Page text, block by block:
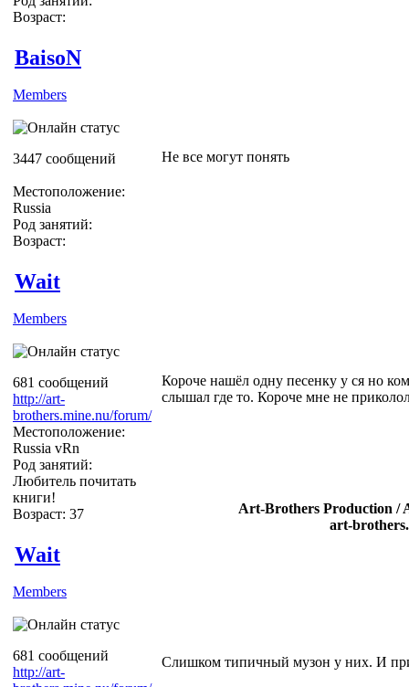
Возраст:
BaisoN
Members
3447 сообщений
Местоположение:
Russia
Род занятий:
Возраст:
Не все могут понять
Wait
Members
681 сообщений
http://art-
brothers.mine.nu/forum/
Местоположение:
Russia vRn
Род занятий:
Любитель почитать
книги!
Возраст: 37
Короче нашёл одну песенку у ся но
слышал где то. Короче мне не
Art-Brothers Production /
art-
Wait
Members
681 сообщений
http://art-
Слишком типичный музон у них. И